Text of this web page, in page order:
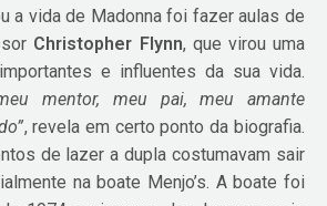
a vida de Madonna foi fazer aulas de
Christopher Flynn, que virou uma
e influentes da sua vida.
mentor, meu pai, meu amante
, revela em certo ponto da biografia.
de lazer a dupla costumavam sair
na boate Menjo’s. A boate foi